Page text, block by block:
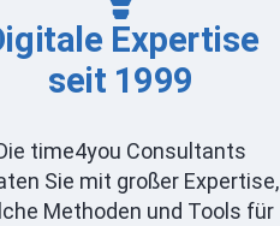
Expertise
seit 1999
time4you Consultants
Sie mit großer Expertise,
Methoden und Tools für